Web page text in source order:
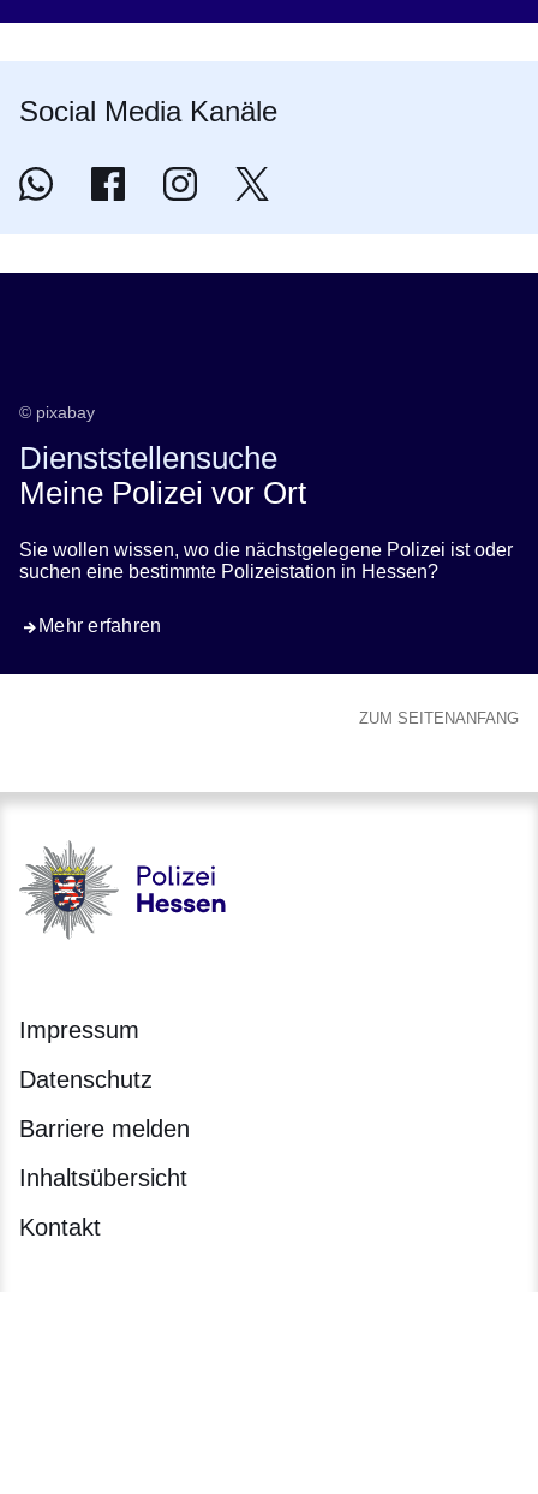
Social Media Kanäle
Polizei Westhessen | Whatsapp
Öffnet sich in einem neuen Fenster
Polizei Westhessen | Facebook
Öffnet sich in einem neuen Fenster
@polizeiwesthessen | Instagram
Öffnet sich in einem neuen Fenster
@Polizei_WH | X
Öffnet sich in einem neuen Fenster
© pixabay
Dienststellensuche
Meine Polizei vor Ort
Sie wollen wissen, wo die nächstgelegene Polizei ist oder
suchen eine bestimmte Polizeistation in Hessen?
Mehr erfahren
ZUM SEITENANFANG
Polizei - Polizei.hessen.de
Impressum
Datenschutz
Barriere melden
Inhaltsübersicht
Kontakt